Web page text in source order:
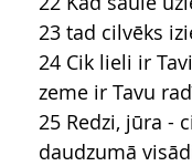
23 tad cilvēks
24 Cik lieli ir
zeme ir Tavu
25 Redzi, jūra -
daudzumā